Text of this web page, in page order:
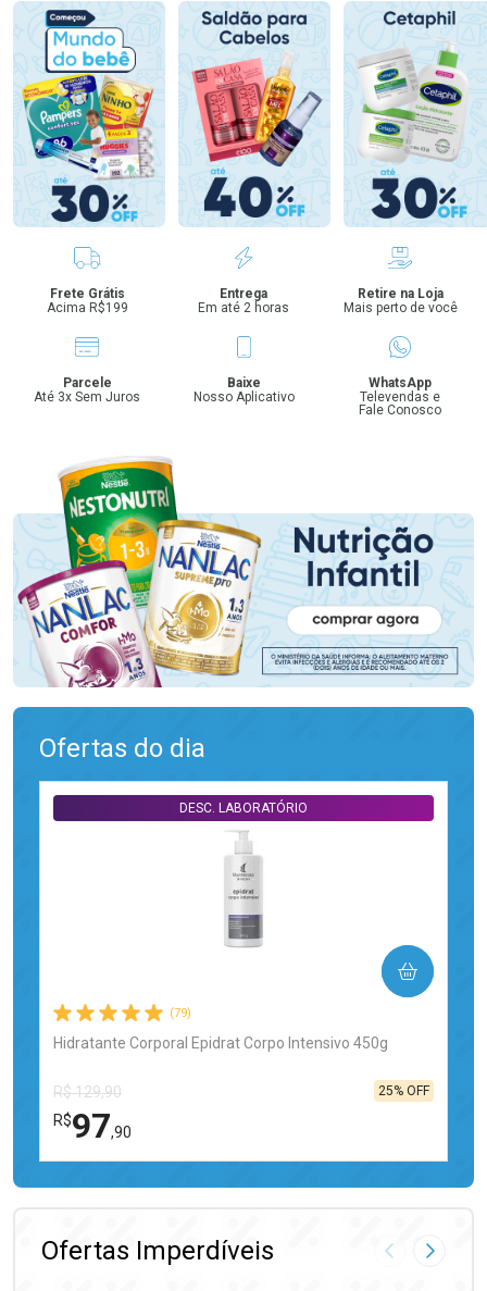
Benefícios
Frete Grátis
Acima R$199
Entrega
Em até 2 horas
Retire na Loja
Mais perto de você
Parcele
Até 3x Sem Juros
Baixe
Nosso Aplicativo
WhatsApp
Televendas e
Fale Conosco
Ofertas do dia
(79)
Hidratante Corporal Epidrat Corpo Intensivo 450g
DESC. LABORATÓRIO
R$ 129,90
R$97,90
25% OFF
COMPRAR
FECHAR
FECHAR
Ofertas Imperdíveis Imagem